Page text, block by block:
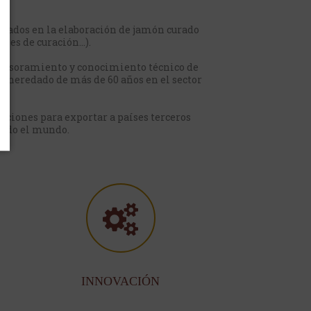
en la elaboración de jamón curado
de curación…).
y conocimiento técnico de
de más de 60 años en el sector
para exportar a países terceros
el mundo.
INNOVACIÓN